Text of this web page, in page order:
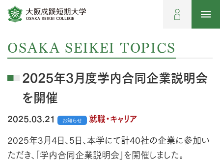
OSAKA SEIKEI TOPICS
2025年3月度学内合同企業説明会
を開催
2025.03.21 お知らせ 就職・キャリア
2025年3月4日、5日、本学にて計40社の企業に参加い
ただき、「学内合同企業説明会」を開催しました。